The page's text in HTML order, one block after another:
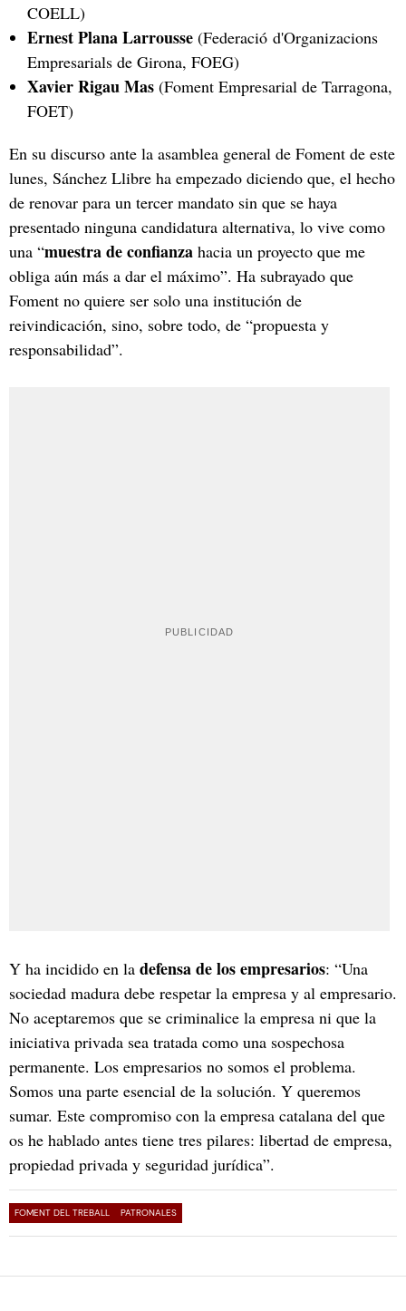
COELL)
Ernest Plana Larrousse (Federació d'Organizacions
Empresarials de Girona, FOEG)
Xavier Rigau Mas (Foment Empresarial de Tarragona,
FOET)
En su discurso ante la asamblea general de Foment de este
lunes, Sánchez Llibre ha empezado diciendo que, el hecho
de renovar para un tercer mandato sin que se haya
presentado ninguna candidatura alternativa, lo vive como
una “muestra de confianza hacia un proyecto que me
obliga aún más a dar el máximo”. Ha subrayado que
Foment no quiere ser solo una institución de
reivindicación, sino, sobre todo, de “propuesta y
responsabilidad”.
Y ha incidido en la defensa de los empresarios: “Una
sociedad madura debe respetar la empresa y al empresario.
No aceptaremos que se criminalice la empresa ni que la
iniciativa privada sea tratada como una sospechosa
permanente. Los empresarios no somos el problema.
Somos una parte esencial de la solución. Y queremos
sumar. Este compromiso con la empresa catalana del que
os he hablado antes tiene tres pilares: libertad de empresa,
propiedad privada y seguridad jurídica”.
FOMENT DEL TREBALL PATRONALES